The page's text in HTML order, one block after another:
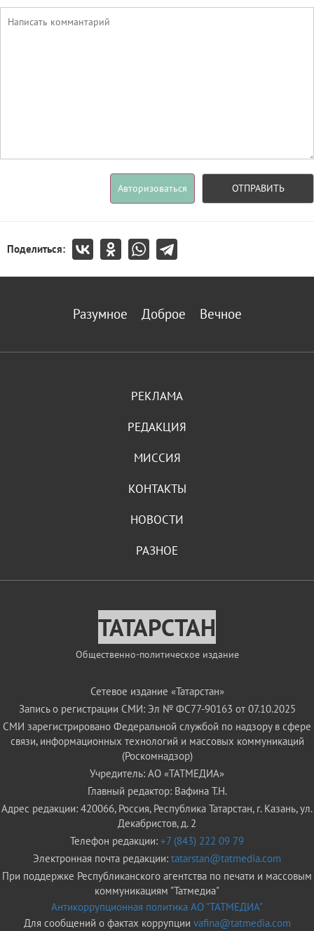
Авторизоваться ОТПРАВИТЬ
Поделиться:
Разумное Доброе Вечное
РЕКЛАМА
РЕДАКЦИЯ
МИССИЯ
КОНТАКТЫ
НОВОСТИ
РАЗНОЕ
ТАТАРСТАН
Общественно-политическое издание
Сетевое издание «Татарстан»
Запись о регистрации СМИ: Эл № ФС77-90163 от 07.10.2025
СМИ зарегистрировано Федеральной службой по надзору в сфере
связи, информационных технологий и массовых коммуникаций
(Роскомнадзор)
Учредитель: АО «ТАТМЕДИА»
Главный редактор: Вафина Т.Н.
Адрес редакции: 420066, Россия, Республика Татарстан, г. Казань, ул.
Декабристов, д. 2
Телефон редакции: +7 (843) 222 09 79
Электронная почта редакции: tatarstan@tatmedia.com
При поддержке Республиканского агентства по печати и массовым
коммуникациям "Татмедиа"
Антикоррупционная политика АО "ТАТМЕДИА"
Для сообщений о фактах коррупции vafina@tatmedia.com